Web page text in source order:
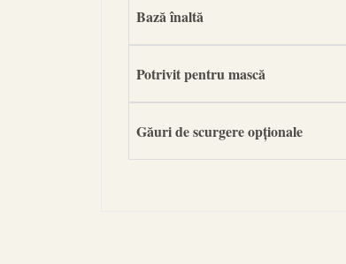
Bază înaltă
Potrivit pentru mască
Găuri de scurgere opționale